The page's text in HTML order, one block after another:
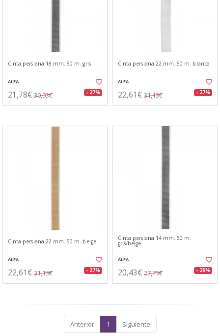
Cinta persiana 18 mm. 50 m. gris
ALFA
21,78€ 30,03€ - 27%
Cinta persiana 22 mm. 50 m. blanca
ALFA
22,61€ 31,13€ - 27%
Cinta persiana 22 mm. 50 m. beige
ALFA
22,61€ 31,13€ - 27%
Cinta persiana 14 mm. 50 m.
gris/beige
ALFA
20,43€ 27,73€ - 26%
Anterior 1 Siguiente